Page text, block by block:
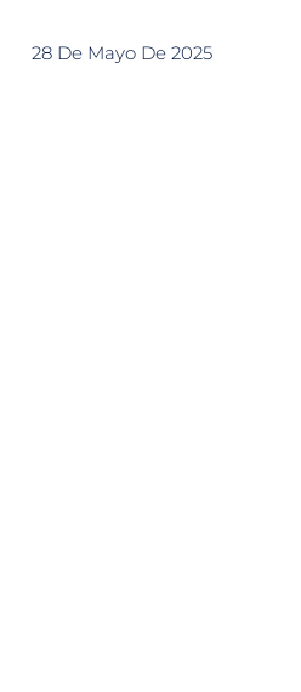
28 De Mayo De 2025